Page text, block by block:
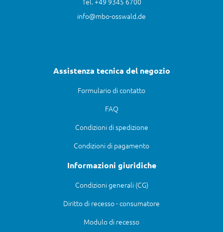
info@mbo-osswald.de
Assistenza tecnica del negozio
Formulario di contatto
FAQ
Condizioni di spedizione
Condizioni di pagamento
Informazioni giuridiche
Condizioni generali (CG)
Diritto di recesso - consumatore
Modulo di recesso